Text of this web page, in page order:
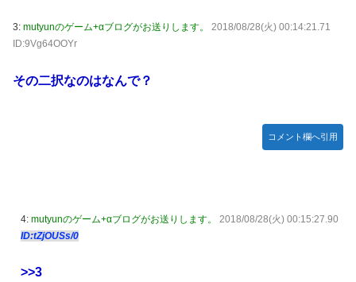
【GIF動画あり】
【画像】70年代の漫画、あまりにも時代を先取りしすぎてい
【動画】地震発生時の熊本総合病院の手術室の様子が(((ﾟ
クの方が格上だったｗｗｗ
【ウマ娘】セイちゃんの攻撃力を見よ！！！
【悲報】「HUNTER×HUNTER」のビヨンド=ネテロさん、
首相官邸、高市首相の熊本訪問の感動BGM付きムービーを
投稿「全部が全部ありがたかったです」
3: mutyunのゲーム+αブログがお送りします。
2018/08/28(火) 00:14:21.71
ID:9Vg64OOYr
その二択なのはなんで？
コメント欄へ引用
4: mutyunのゲーム+αブログがお送りします。
2018/08/28(火) 00:15:27.90
ID:tZjOUSs/0
>>3